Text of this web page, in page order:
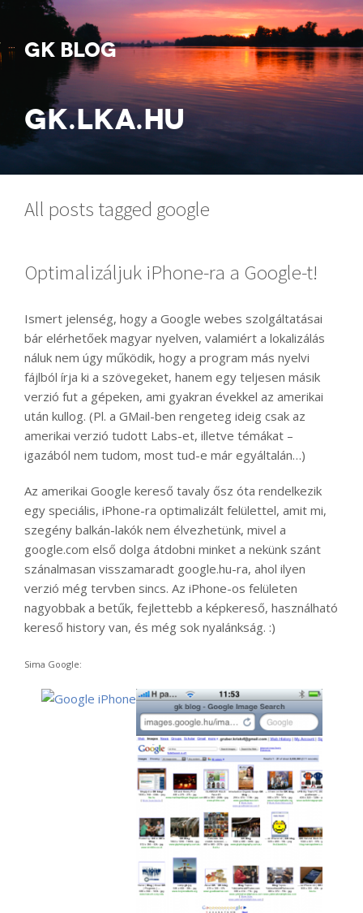
GK BLOG
GK.LKA.HU
All posts tagged google
Optimalizáljuk iPhone-ra a Google-t!
Ismert jelenség, hogy a Google webes szolgáltatásai
bár elérhetőek magyar nyelven, valamiért a lokalizálás
náluk nem úgy működik, hogy a program más nyelvi
fájlból írja ki a szövegeket, hanem egy teljesen másik
verzió fut a gépeken, ami gyakran évekkel az amerikai
után kullog. (Pl. a GMail-ben rengeteg ideig csak az
amerikai verzió tudott Labs-et, illetve témákat –
igazából nem tudom, most tud-e már egyáltalán…)
Az amerikai Google kereső tavaly ősz óta rendelkezik
egy speciális, iPhone-ra optimalizált felülettel, amit mi,
szegény balkán-lakók nem élvezhetünk, mivel a
google.com első dolga átdobni minket a nekünk szánt
szánalmasan visszamaradt google.hu-ra, ahol ilyen
verzió még tervben sincs. Az iPhone-os felületen
nagyobbak a betűk, fejlettebb a képkereső, használható
kereső history van, és még sok nyalánkság. :)
Sima Google: